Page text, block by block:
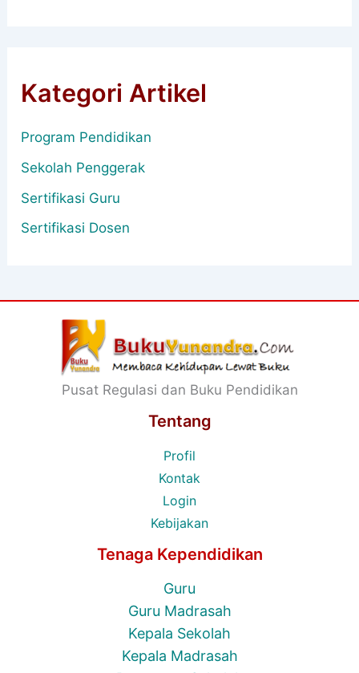
Kategori Artikel
Program Pendidikan
Sekolah Penggerak
Sertifikasi Guru
Sertifikasi Dosen
Pusat Regulasi dan Buku Pendidikan
Tentang
Profil
Kontak
Login
Kebijakan
Tenaga Kependidikan
Guru
Guru Madrasah
Kepala Sekolah
Kepala Madrasah